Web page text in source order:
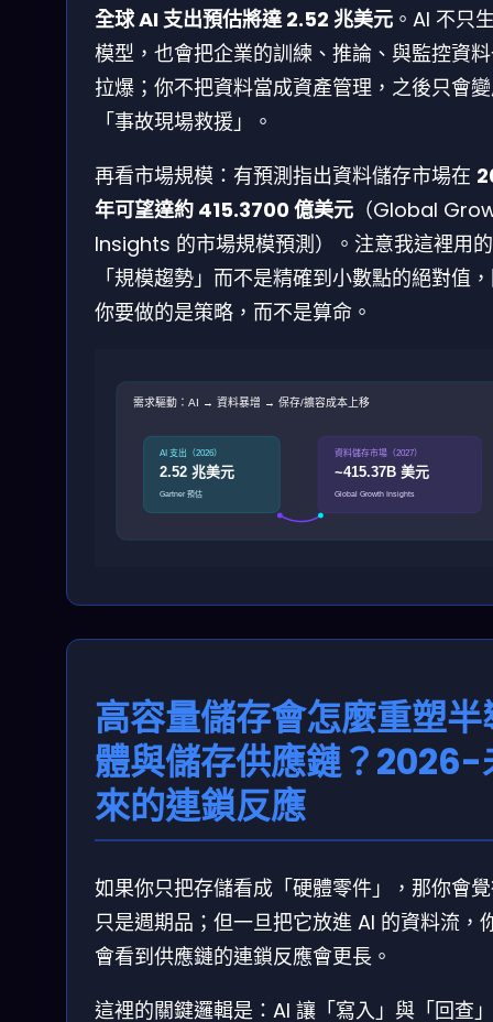
全球 AI 支出預估將達 2.52 兆美元 。AI 不只
模型，也會把企業的訓練、推論、與監控資
拉爆；你不把資料當成資產管理，之後只會
「事故現場救援」。
再看市場規模：有預測指出資料儲存市場在
年可望達約 415.3700 億美元 （Global
Insights 的市場規模預測）。注意我這裡用
「規模趨勢」而不是精確到小數點的絕對值
你要做的是策略，而不是算命。
需求驅動：AI → 資料暴增 → 保存/擴容成本上移
AI 支出（2026）
2.52 兆美元
Gartner 預估
資料儲存市場（2027）
~415.37B 美元
Global Growth Insights
高容量儲存會怎麼重塑半
體與儲存供應鏈？2026-
來的連鎖反應
如果你只把存儲看成「硬體零件」，那你會
只是週期品；但一旦把它放進 AI 的資料流，
會看到供應鏈的連鎖反應會更長。
這裡的關鍵邏輯是：AI 讓「寫入」與「回查